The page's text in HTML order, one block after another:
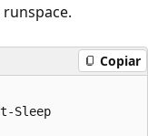
Copiar
Sleep